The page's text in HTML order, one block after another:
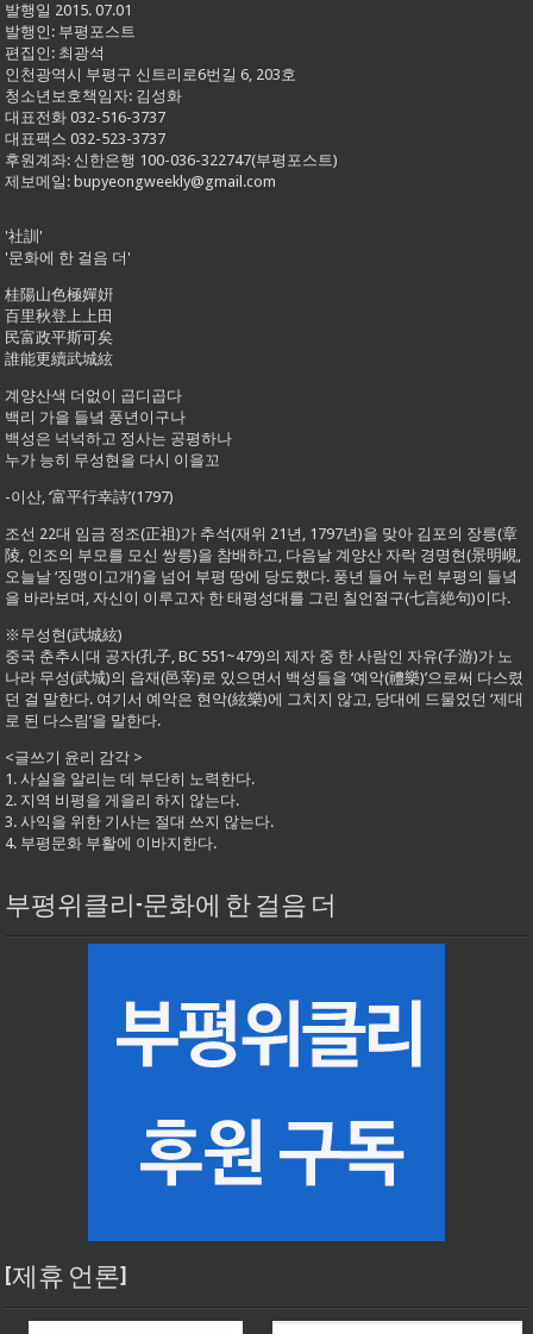
발행일 2015. 07.01
발행인: 부평포스트
편집인: 최광석
인천광역시 부평구 신트리로6번길 6, 203호
청소년보호책임자: 김성화
대표전화 032-516-3737
대표팩스 032-523-3737
후원계좌: 신한은행 100-036-322747(부평포스트)
제보메일: bupyeongweekly@gmail.com
'社訓'
'문화에 한 걸음 더'
桂陽山色極嬋姸
百里秋登上上田
民富政平斯可矣
誰能更續武城絃
계양산색 더없이 곱디곱다
백리 가을 들녘 풍년이구나
백성은 넉넉하고 정사는 공평하나
누가 능히 무성현을 다시 이을꼬
-이산, ‘富平行幸詩’(1797)
조선 22대 임금 정조(正祖)가 추석(재위 21년, 1797년)을 맞아 김포의 장릉(章
陵, 인조의 부모를 모신 쌍릉)을 참배하고, 다음날 계양산 자락 경명현(景明峴,
오늘날 ‘징맹이고개’)을 넘어 부평 땅에 당도했다. 풍년 들어 누런 부평의 들녘
을 바라보며, 자신이 이루고자 한 태평성대를 그린 칠언절구(七言絶句)이다.
※무성현(武城絃)
중국 춘추시대 공자(孔子, BC 551~479)의 제자 중 한 사람인 자유(子游)가 노
나라 무성(武城)의 읍재(邑宰)로 있으면서 백성들을 ‘예악(禮樂)’으로써 다스렸
던 걸 말한다. 여기서 예악은 현악(絃樂)에 그치지 않고, 당대에 드물었던 ‘제대
로 된 다스림’을 말한다.
<글쓰기 윤리 감각 >
1. 사실을 알리는 데 부단히 노력한다.
2. 지역 비평을 게을리 하지 않는다.
3. 사익을 위한 기사는 절대 쓰지 않는다.
4. 부평문화 부활에 이바지한다.
부평위클리-문화에 한 걸음 더
[제휴 언론]